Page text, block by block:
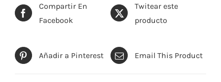
Compartir En
Facebook
Twitear este
producto
Añadir a Pinterest Email This Product